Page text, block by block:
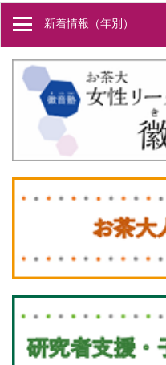
新着情報（年別）